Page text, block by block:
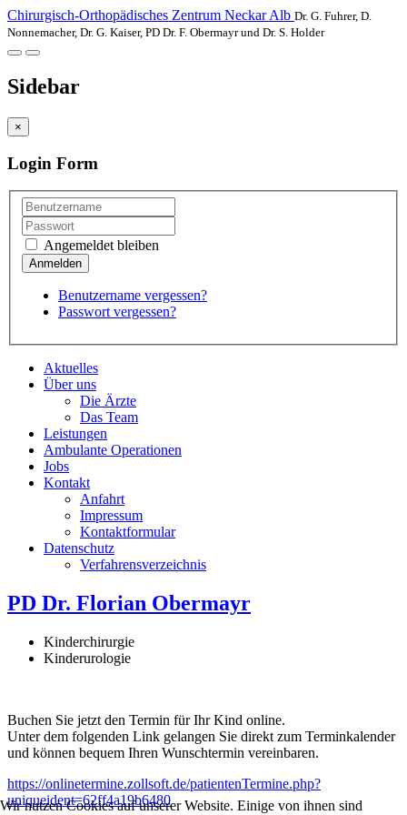
Chirurgisch-Orthopädisches Zentrum Neckar Alb Dr. G. Fuhrer, D.
Nonnemacher, Dr. G. Kaiser, PD Dr. F. Obermayr und Dr. S. Holder
Sidebar
×
Login Form
Angemeldet bleiben
Benutzername vergessen?
Passwort vergessen?
Aktuelles
Über uns
Die Ärzte
Das Team
Leistungen
Ambulante Operationen
Jobs
Kontakt
Anfahrt
Impressum
Kontaktformular
Datenschutz
Verfahrensverzeichnis
PD Dr. Florian Obermayr
Kinderchirurgie
Kinderurologie
Buchen Sie jetzt den Termin für Ihr Kind online.
Unter dem folgenden Link gelangen Sie direkt zum Terminkalender
und können bequem Ihren Wunschtermin vereinbaren.
https://onlinetermine.zollsoft.de/patientenTermine.php?
uniqueident=62ff4a19b6480
Wir nutzen Cookies auf unserer Website. Einige von ihnen sind